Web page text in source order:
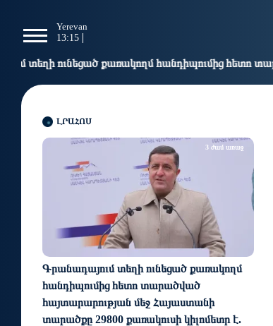
Yerevan
13:15
հանդիպումից հետո տարածված
ԼՐԱՀՈՍ
Գրանադայում տեղի ունեցած քառակողմ
հանդիպումից հետո տարածված
հայտարարության մեջ Հայաստանի
տարածքը 29800 քառակուսի կիլոմետր է.
3 ժամ առաջ